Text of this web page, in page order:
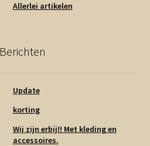
Allerlei artikelen
Berichten
Update
korting
Wij zijn erbij!! Met kleding en
accessoires.